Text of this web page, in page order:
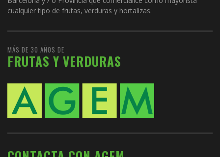
cualquier tipo de frutas, verduras y hortalizas.
MÁS DE 30 AÑOS DE
FRUTAS Y VERDURAS